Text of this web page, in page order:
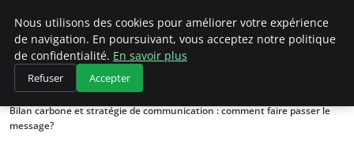
Climategatecountryclub.com
Accueil
Politiques environnementales
Bilan carbone et stratégie de communication : comment faire passer le
message?
Nous utilisons des cookies pour améliorer votre expérience
de navigation. En poursuivant, vous acceptez notre politique
de confidentialité. En savoir plus
Refuser Accepter